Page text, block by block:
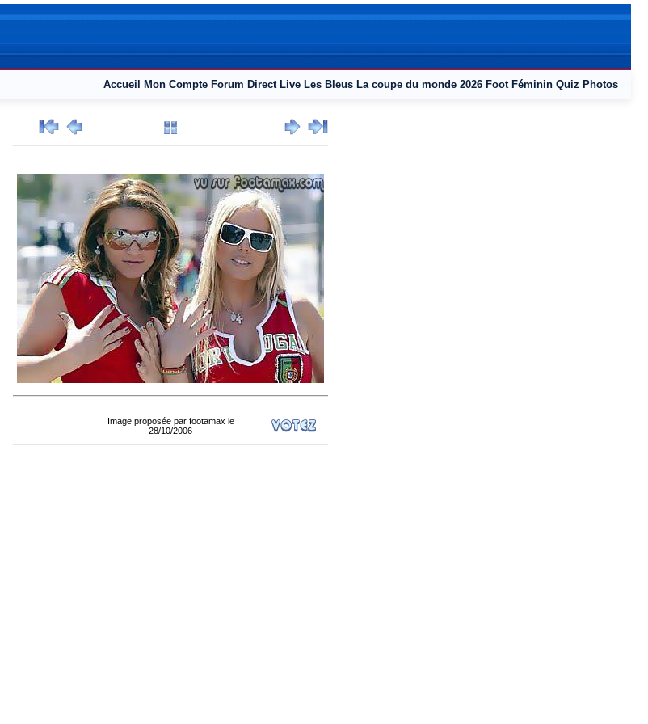
Accueil Mon Compte Forum Direct Live Les Bleus La coupe du monde 2026 Foot Féminin Quiz Photos
Image proposée par footamax le
28/10/2006